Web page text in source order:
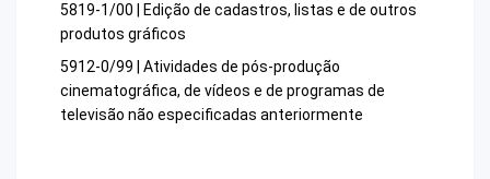
5819-1/00 | Edição de cadastros, listas e de outros
produtos gráficos
5912-0/99 | Atividades de pós-produção
cinematográfica, de vídeos e de programas de
televisão não especificadas anteriormente